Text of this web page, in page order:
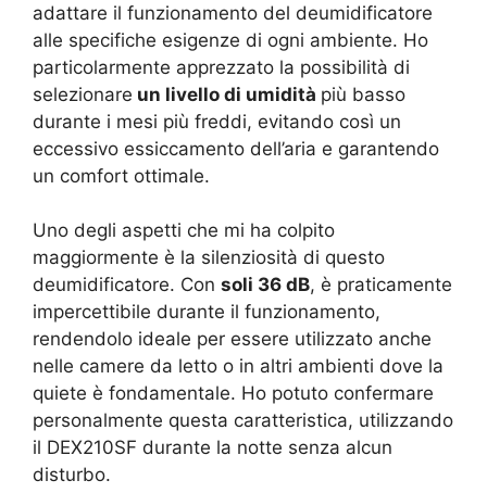
adattare il funzionamento del deumidificatore
alle specifiche esigenze di ogni ambiente. Ho
particolarmente apprezzato la possibilità di
selezionare un livello di umidità più basso
durante i mesi più freddi, evitando così un
eccessivo essiccamento dell’aria e garantendo
un comfort ottimale.
Uno degli aspetti che mi ha colpito
maggiormente è la silenziosità di questo
deumidificatore. Con soli 36 dB, è praticamente
impercettibile durante il funzionamento,
rendendolo ideale per essere utilizzato anche
nelle camere da letto o in altri ambienti dove la
quiete è fondamentale. Ho potuto confermare
personalmente questa caratteristica, utilizzando
il DEX210SF durante la notte senza alcun
disturbo.